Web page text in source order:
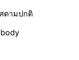
ตามปกติ